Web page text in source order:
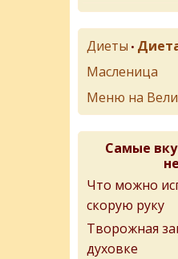
Диеты •
Масленица
Меню на
Самые
Что можно
скорую руку
Творожная
духовке